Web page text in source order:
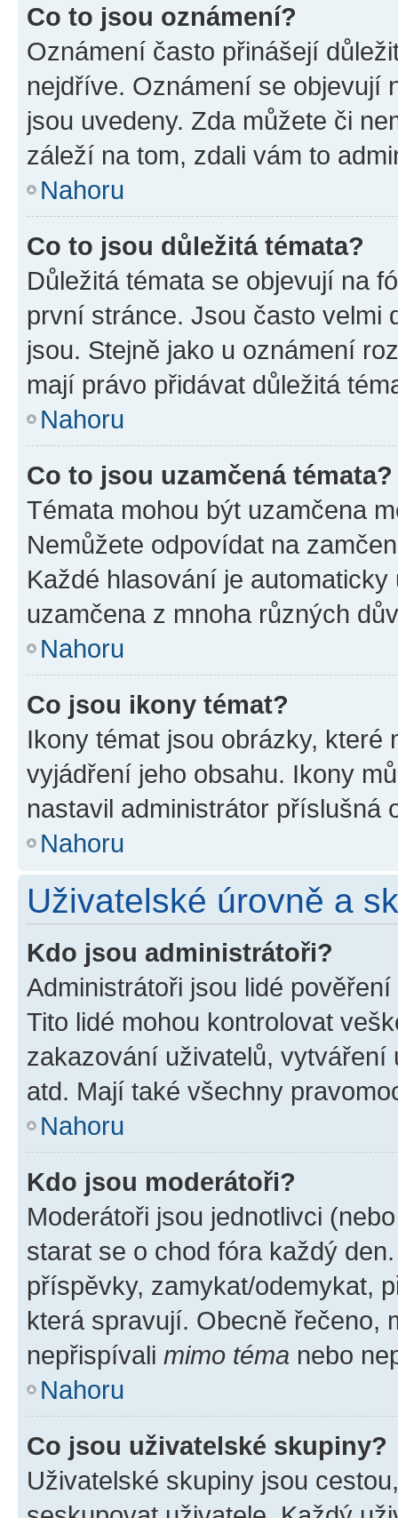
Co to jsou oznámení?
Oznámení často přinášejí
nejdříve. Oznámení se objevují
jsou uvedeny. Zda můžete či
záleží na tom, zdali vám to
Nahoru
Co to jsou důležitá témata?
Důležitá témata se objevují na
první stránce. Jsou často velmi
jsou. Stejně jako u oznámení
mají právo přidávat důležitá
Nahoru
Co to jsou uzamčená témata?
Témata mohou být uzamčena
Nemůžete odpovídat na
Každé hlasování je
uzamčena z mnoha různých
Nahoru
Co jsou ikony témat?
Ikony témat jsou obrázky,
vyjádření jeho obsahu. Ikony
nastavil administrátor příslušná
Nahoru
Uživatelské úrovně a
Kdo jsou administrátoři?
Administrátoři jsou lidé
Tito lidé mohou kontrolovat
zakazování uživatelů,
atd. Mají také všechny
Nahoru
Kdo jsou moderátoři?
Moderátoři jsou jednotlivci
starat se o chod fóra každý
příspěvky, zamykat/odemykat,
která spravují. Obecně řečeno,
nepřispívali mimo téma nebo
Nahoru
Co jsou uživatelské skupiny?
Uživatelské skupiny jsou